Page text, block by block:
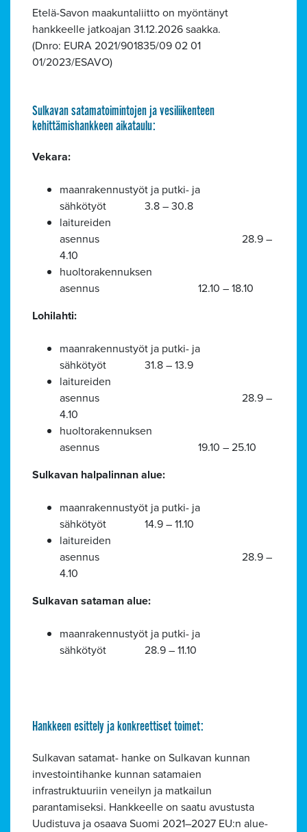
Etelä-Savon maakuntaliitto on myöntänyt
hankkeelle jatkoajan 31.12.2026 saakka.
(Dnro: EURA 2021/901835/09 02 01
01/2023/ESAVO)
Sulkavan satamatoimintojen ja vesiliikenteen
kehittämishankkeen aikataulu:
Vekara:
maanrakennustyöt ja putki- ja
sähkötyöt 3.8 – 30.8
laitureiden
asennus 28.9 –
4.10
huoltorakennuksen
asennus 12.10 – 18.10
Lohilahti:
maanrakennustyöt ja putki- ja
sähkötyöt 31.8 – 13.9
laitureiden
asennus 28.9 –
4.10
huoltorakennuksen
asennus 19.10 – 25.10
Sulkavan halpalinnan alue:
maanrakennustyöt ja putki- ja
sähkötyöt 14.9 – 11.10
laitureiden
asennus 28.9 –
4.10
Sulkavan sataman alue:
maanrakennustyöt ja putki- ja
sähkötyöt 28.9 – 11.10
Hankkeen esittely ja konkreettiset toimet:
Sulkavan satamat- hanke on Sulkavan kunnan
investointihanke kunnan satamaien
infrastruktuuriin veneilyn ja matkailun
parantamiseksi. Hankkeelle on saatu avustusta
Uudistuva ja osaava Suomi 2021–2027 EU:n alue-